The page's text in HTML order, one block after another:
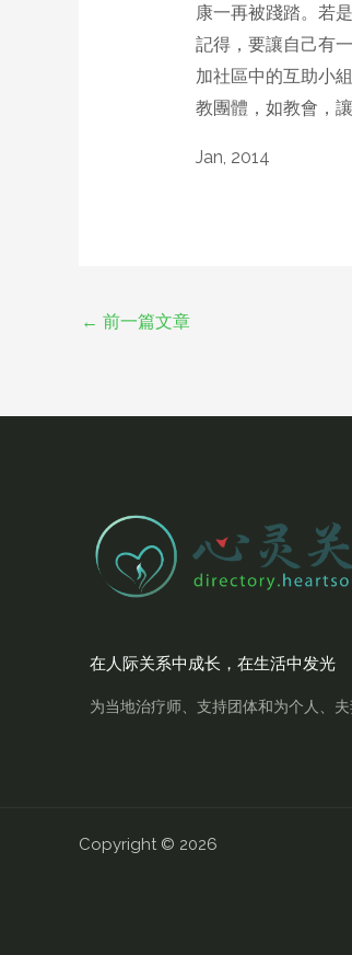
康一再被踐踏。若
記得，要讓自己有
加社區中的互助小
教團體，如教會，
Jan, 2014
← 前一篇文章
在人际关系中成长，在生活中发光
为当地治疗师、支持团体和为个人、
Copyright © 2026